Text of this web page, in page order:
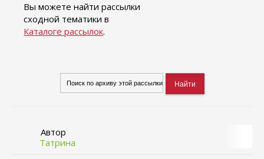
Вы можете найти рассылки
сходной тематики в
Каталоге рассылок.
Автор
Татрина